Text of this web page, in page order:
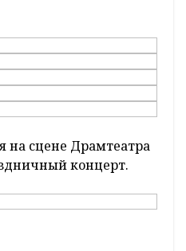
на сцене Драмтеатра
концерт.